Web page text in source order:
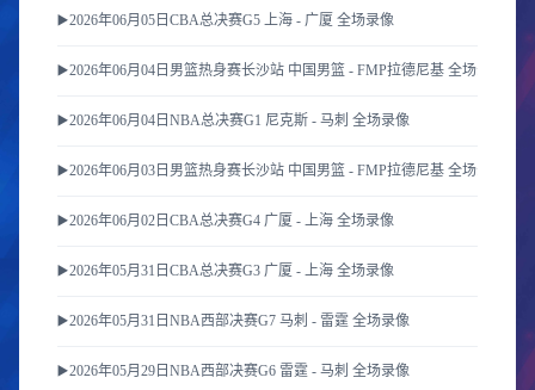
▶️2026年06月05日CBA总决赛G5 上海 - 广厦 全场录像
▶️2026年06月04日男篮热身赛长沙站 中国男篮 - FMP拉德尼基 全场录像
▶️2026年06月04日NBA总决赛G1 尼克斯 - 马刺 全场录像
▶️2026年06月03日男篮热身赛长沙站 中国男篮 - FMP拉德尼基 全场录像
▶️2026年06月02日CBA总决赛G4 广厦 - 上海 全场录像
▶️2026年05月31日CBA总决赛G3 广厦 - 上海 全场录像
▶️2026年05月31日NBA西部决赛G7 马刺 - 雷霆 全场录像
▶️2026年05月29日NBA西部决赛G6 雷霆 - 马刺 全场录像